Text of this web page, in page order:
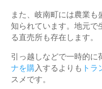
また、岐南町には農業
知られています。地元で
る直売所も存在します。
引っ越しなどで一時的に
ナを購入するよりも トラ
スメです。